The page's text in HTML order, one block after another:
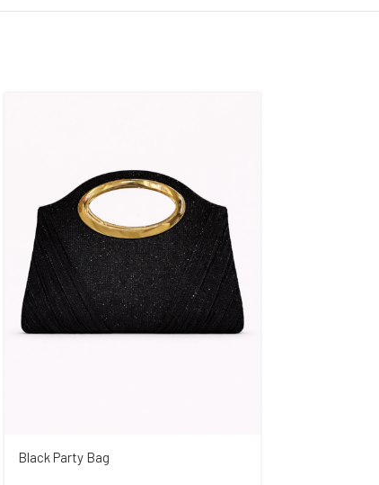
Black Party Bag